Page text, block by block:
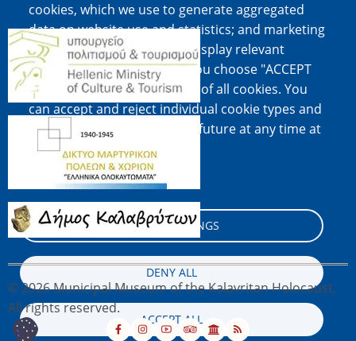
cookies, which we use to generate aggregated
data on website use and statistics; and marketing
cookies, which are used to display relevant
content and advertising. If you choose "ACCEPT
ALL", you consent to the use of all cookies. You
can accept and reject individual cookie types and
revoke your consent for the future at any time at
"Settings".
Cookie documentation
COOKIE SETTINGS
DENY ALL
ACCEPT ALL
Image
Image
Image
© 2026 Municipal Museum of the Kalavritan Holocaust,
All rights reserved.